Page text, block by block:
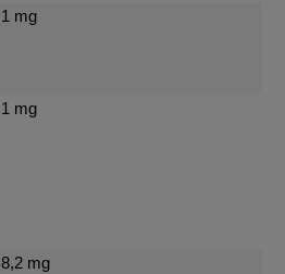
1 mg
1 mg
8,2 mg